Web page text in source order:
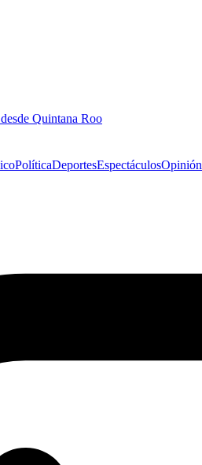
Quintana Roo
PolíticaDeportesEspectáculosOpinión